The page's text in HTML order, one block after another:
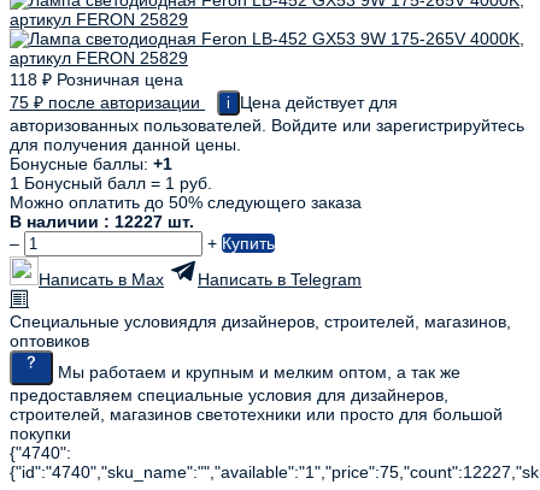
118 ₽ Розничная цена
75 ₽ после авторизации i
Цена действует для
авторизованных пользователей. Войдите или зарегистрируйтесь
для получения данной цены.
Бонусные баллы: +1
1 Бонусный балл = 1 руб.
Можно оплатить до 50% следующего заказа
В наличии : 12227 шт.
–
+ Купить
Написать в Max
Написать в Telegram
Специальные условиядля дизайнеров, строителей, магазинов,
оптовиков
Мы работаем и крупным и мелким оптом, а так же
предоставляем специальные условия для дизайнеров,
строителей, магазинов светотехники или просто для большой
покупки
{"4740":